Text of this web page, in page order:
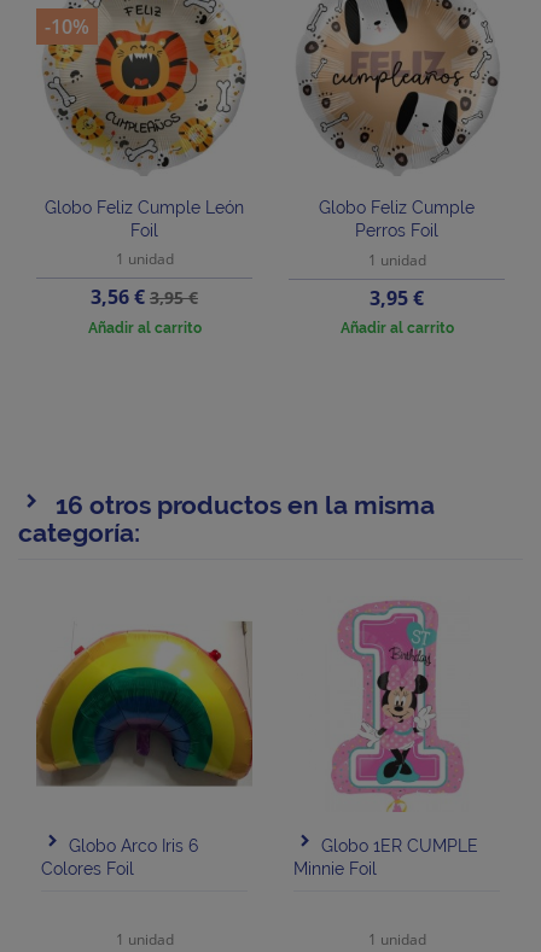
Globo Feliz Cumple León
Foil
1 unidad
Precio
3,56 €Precio
base
3,95 €
Añadir al carrito
-10%
Globo Feliz Cumple
Perros Foil
1 unidad
Precio
3,95 €
Añadir al carrito
16 otros productos en la misma
categoría:
Globo Arco Iris 6
Colores Foil
1 unidad
Globo 1ER CUMPLE
Minnie Foil
1 unidad